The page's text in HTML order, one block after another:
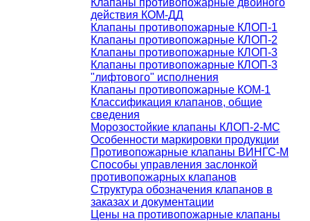
Клапаны противопожарные двойного
действия КОМ-ДД
Клапаны противопожарные КЛОП-1
Клапаны противопожарные КЛОП-2
Клапаны противопожарные КЛОП-3
Клапаны противопожарные КЛОП-3
"лифтового" исполнения
Клапаны противопожарные КОМ-1
Классификация клапанов, общие
сведения
Морозостойкие клапаны КЛОП-2-МС
Особенности маркировки продукции
Противопожарные клапаны ВИНГС-М
Способы управления заслонкой
противопожарных клапанов
Структура обозначения клапанов в
заказах и документации
Цены на противопожарные клапаны